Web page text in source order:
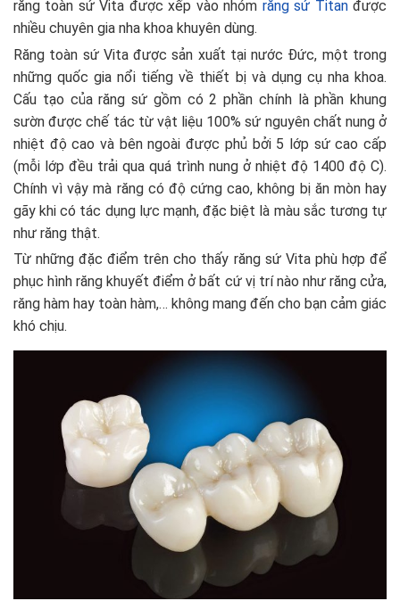
răng toàn sứ Vita được xếp vào nhóm răng sứ Titanđược
nhiều chuyên gia nha khoa khuyên dùng.
Răng toàn sứ Vita được sản xuất tại nước Đức, một trong
những quốc gia nổi tiếng về thiết bị và dụng cụ nha khoa.
Cấu tạo của răng sứ gồm có 2 phần chính là phần khung
sườn được chế tác từ vật liệu 100% sứ nguyên chất nung ở
nhiệt độ cao và bên ngoài được phủ bởi 5 lớp sứ cao cấp
(mỗi lớp đều trải qua quá trình nung ở nhiệt độ 1400 độ C).
Chính vì vậy mà răng có độ cứng cao, không bị ăn mòn hay
gãy khi có tác dụng lực mạnh, đặc biệt là màu sắc tương tự
như răng thật.
Từ những đặc điểm trên cho thấy răng sứ Vita phù hợp để
phục hình răng khuyết điểm ở bất cứ vị trí nào như răng cửa,
răng hàm hay toàn hàm,… không mang đến cho bạn cảm giác
khó chịu.